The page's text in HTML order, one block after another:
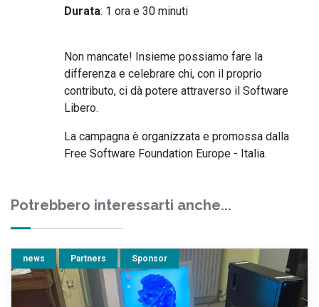
Durata: 1 ora e 30 minuti
Non mancate! Insieme possiamo fare la
differenza e celebrare chi, con il proprio
contributo, ci dà potere attraverso il Software
Libero.
La campagna è organizzata e promossa dalla
Free Software Foundation Europe - Italia.
Potrebbero interessarti anche...
news Partners Sponsor